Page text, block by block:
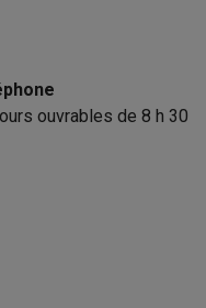
ouvrables de 8 h 30